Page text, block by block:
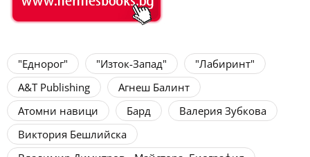
"Еднорог" "Изток-Запад"
"Лабиринт"
A&T Publishing
Агнеш Балинт
Атомни навици
Бард
Валерия Зубкова
Виктория Бешлийска